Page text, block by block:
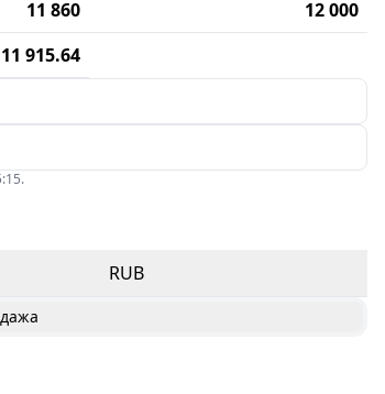
11 860
12 000
11 915.64
RUB